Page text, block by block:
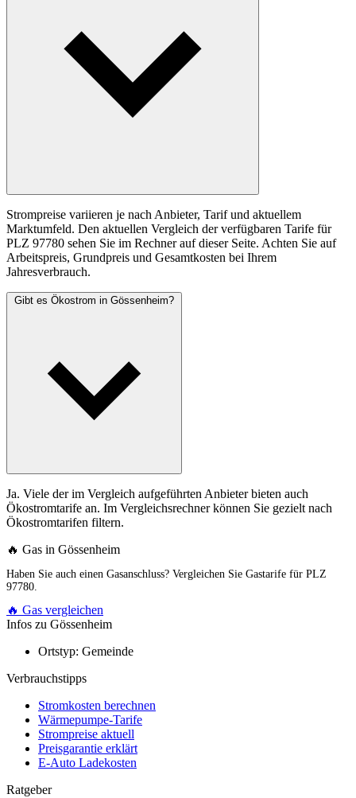
Strompreise variieren je nach Anbieter, Tarif und aktuellem
Marktumfeld. Den aktuellen Vergleich der verfügbaren Tarife für
PLZ 97780 sehen Sie im Rechner auf dieser Seite. Achten Sie auf
Arbeitspreis, Grundpreis und Gesamtkosten bei Ihrem
Jahresverbrauch.
Gibt es Ökostrom in Gössenheim?
Ja. Viele der im Vergleich aufgeführten Anbieter bieten auch
Ökostromtarife an. Im Vergleichsrechner können Sie gezielt nach
Ökostromtarifen filtern.
🔥 Gas in Gössenheim
Haben Sie auch einen Gasanschluss? Vergleichen Sie Gastarife für PLZ
97780.
🔥 Gas vergleichen
Infos zu Gössenheim
Ortstyp: Gemeinde
Verbrauchstipps
Stromkosten berechnen
Wärmepumpe-Tarife
Strompreise aktuell
Preisgarantie erklärt
E-Auto Ladekosten
Ratgeber